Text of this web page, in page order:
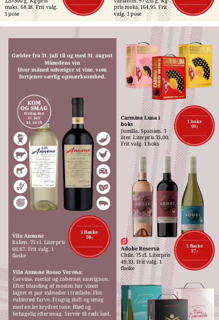
maks. 68,18. Frit valg.
1 pose
pris maks. 164,95. Frit
valg. 1 pose
1 flaske
50,-
Vila Annone
Italien. 75 cl. Literpris
66,67. Frit valg. 1
flaske
1 boks
99,-
Carmina Luna i
boks
Jumilla, Spanien. 3
liter. Literpris 33,00.
Frit valg. 1 boks
1 flaske
37,-
Adobe Reserva
Chile. 75 cl. Literpris
49,33. Frit valg. 1
flaske
Gælder fra 31. juli til og med 31. august
Månedens vin
Hver måned udvælger vi vine, som
fortjener særlig opmærksomhed.
Vila Annone Rosso Verona:
Corvina, merlot og cabernet sauvignon.
Efter blanding af mosten har vinen
lagret et par måneder i træfade. Flot
rubinrød farve. Frugtig duft og smag
med en let krydret tone. Blød og
behagelig eftersmag. Servér til rødt kød,